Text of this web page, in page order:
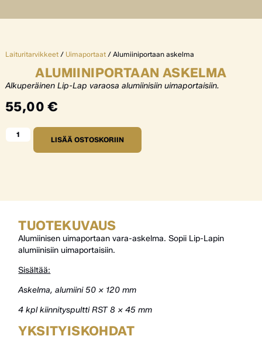
Laituritarvikkeet/ Uimaportaat/ Alumiiniportaan askelma
ALUMIINIPORTAAN ASKELMA
Alkuperäinen Lip-Lap varaosa alumiinisiin uimaportaisiin.
55,00€
LISÄÄ OSTOSKORIIN
TUOTEKUVAUS
Alumiinisen uimaportaan vara-askelma. Sopii Lip-Lapin
alumiinisiin uimaportaisiin.
Sisältää:
Askelma, alumiini 50 x 120 mm
4 kpl kiinnityspultti RST 8 x 45 mm
YKSITYISKOHDAT